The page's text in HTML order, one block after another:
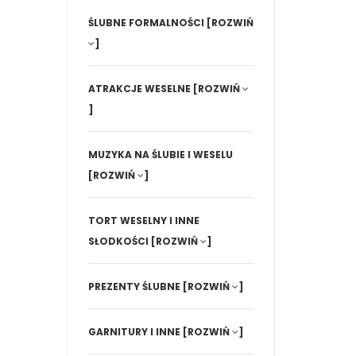
ŚLUBNE FORMALNOŚCI [ROZWIŃ
]
ATRAKCJE WESELNE [ROZWIŃ
]
MUZYKA NA ŚLUBIE I WESELU
[ROZWIŃ
]
TORT WESELNY I INNE
SŁODKOŚCI [ROZWIŃ ]
PREZENTY ŚLUBNE [ROZWIŃ ]
GARNITURY I INNE [ROZWIŃ ]